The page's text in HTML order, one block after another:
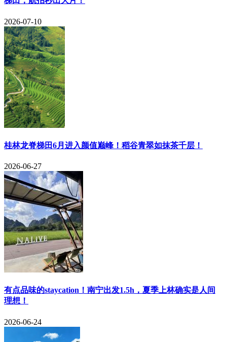
2026-07-10
​桂林龙脊梯田6月进入颜值巅峰！稻谷青翠如抹茶千层！
2026-06-27
有点品味的staycation！南宁出发1.5h，夏季上林确实是人间
理想！
2026-06-24